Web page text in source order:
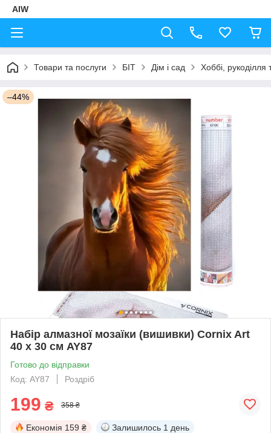
AIW
Товари та послуги БІТ Дім і сад Хоббі, рукоділля
–44%
Набір алмазної мозаїки (вишивки) Cornix Art
40 x 30 см AY87
Готово до відправки
Код: AY87
Роздріб
199 ₴ 358 ₴
Економія 159 ₴ Залишилось 1 день